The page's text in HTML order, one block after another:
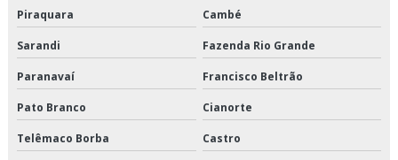
Transporte e logística
Transporte fracionado de alimentos perecíveis em sp
Transporte fracionado de alimentos perecíveis preço
Piraquara Cambé
Sarandi Fazenda Rio Grande
Paranavaí Francisco Beltrão
Pato Branco Cianorte
Telêmaco Borba Castro